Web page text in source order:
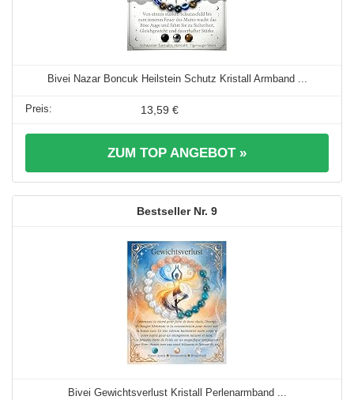
Bivei Nazar Boncuk Heilstein Schutz Kristall Armband ...
13,59 €
ZUM TOP ANGEBOT »
9
Bivei Gewichtsverlust Kristall Perlenarmband ...